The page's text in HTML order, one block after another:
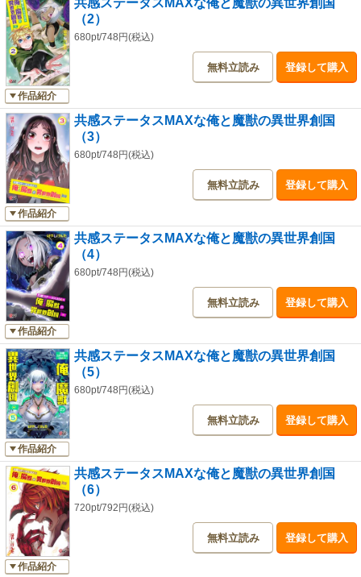
作品紹介
共感ステータスMAXな俺と魔獣の異世界創国
（2）
680pt/748円(税込)
無料立読み 登録して購入
作品紹介
共感ステータスMAXな俺と魔獣の異世界創国
（3）
680pt/748円(税込)
無料立読み 登録して購入
作品紹介
共感ステータスMAXな俺と魔獣の異世界創国
（4）
680pt/748円(税込)
無料立読み 登録して購入
作品紹介
共感ステータスMAXな俺と魔獣の異世界創国
（5）
680pt/748円(税込)
無料立読み 登録して購入
作品紹介
共感ステータスMAXな俺と魔獣の異世界創国
（6）
720pt/792円(税込)
無料立読み 登録して購入